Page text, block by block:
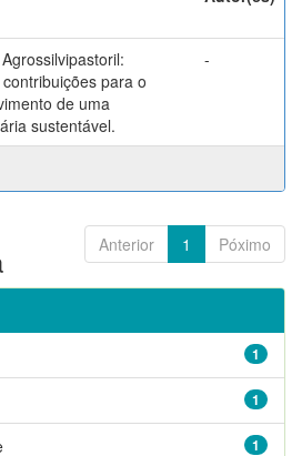
para o
de uma
sustentável.
-
Anterior 1 Póximo
1
1
1